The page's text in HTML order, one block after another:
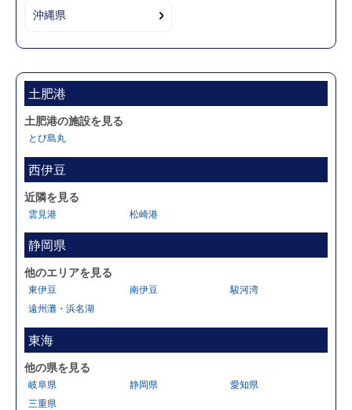
沖縄県
土肥港
土肥港の施設を見る
とび島丸
西伊豆
近隣を見る
雲見港 松崎港
静岡県
他のエリアを見る
東伊豆 南伊豆
駿河湾
遠州灘・浜名湖
東海
他の県を見る
岐阜県 静岡県
愛知県
三重県